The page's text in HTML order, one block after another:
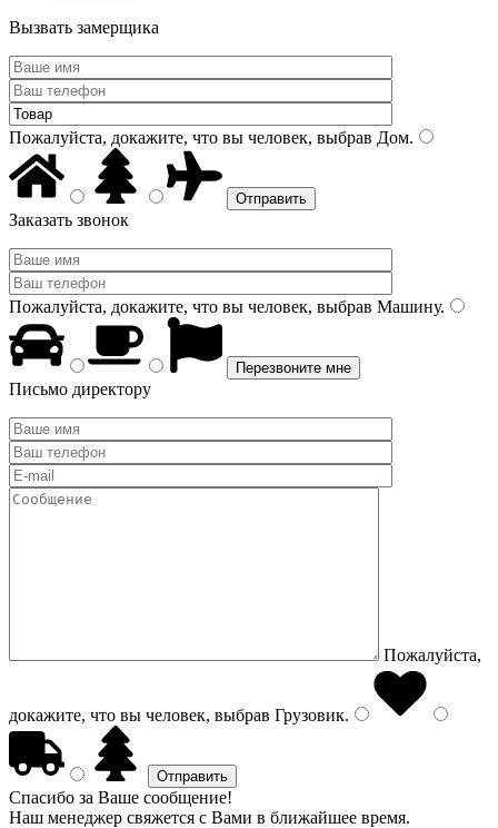
Вызвать замерщика
Пожалуйста, докажите, что вы человек, выбрав Дом.
Заказать звонок
Пожалуйста, докажите, что вы человек, выбрав Машину.
Письмо директору
Пожалуйста,
докажите, что вы человек, выбрав Грузовик.
Спасибо за Ваше сообщение!
Наш менеджер свяжется с Вами в ближайшее время.